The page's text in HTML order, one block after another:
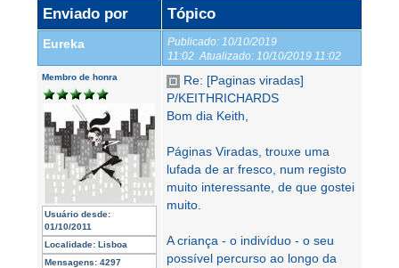
Enviado por Tópico
Eureka Publicado: 10/10/2019
11:02 Atualizado: 10/10/2019 11:02
Membro de honra
Usuário desde:
01/10/2011
Localidade: Lisboa
Mensagens: 4297
Re: [Paginas viradas]
P/KEITHRICHARDS
Bom dia Keith,
Páginas Viradas, trouxe uma
lufada de ar fresco, num registo
muito interessante, de que gostei
muito.
A criança - o indivíduo - o seu
possível percurso ao longo da